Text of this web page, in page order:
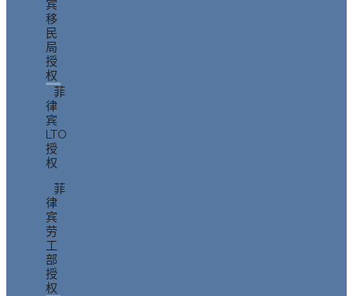
宾
移
民
局
授
权
菲
律
宾
LTO
授
权
菲
律
宾
劳
工
部
授
权